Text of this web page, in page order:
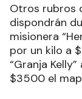
Otros rubros
dispondrán
misionera
por un kilo a
“Granja
$3500 el